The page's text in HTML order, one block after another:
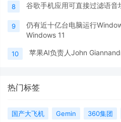
8 谷歌手机应用可直接过滤语音
9
仍有近十亿台电脑运行
Windows 11
10 苹果AI负责人John
热门标签
国产大飞机 Gemin 360集团